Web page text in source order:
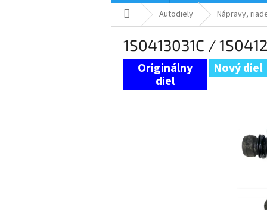
DomovAutodiely Nápravy,
1S0413031C /
Nový diel